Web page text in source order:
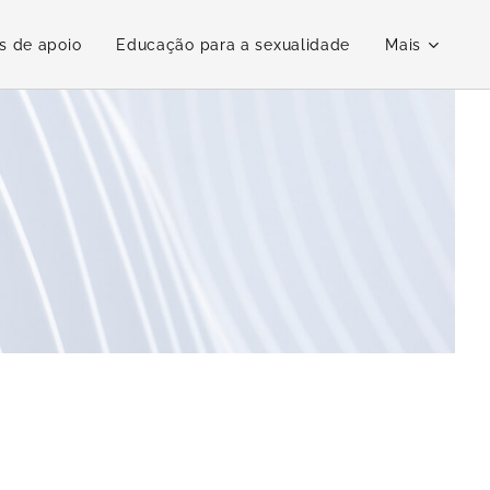
de apoio Educação para a sexualidade Mais